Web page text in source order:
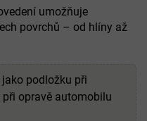
umožňuje
povrchů – od hlíny až
podložku při
opravě automobilu